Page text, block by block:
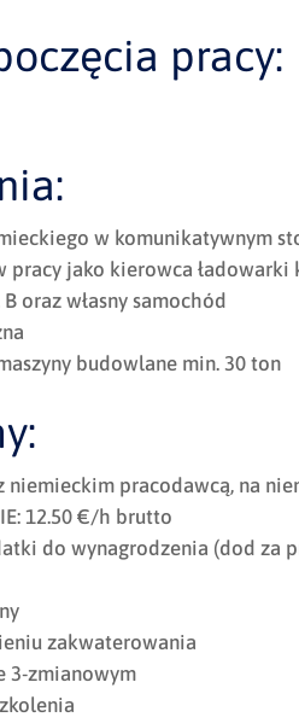
pracy:
w komunikatywnym
pracy jako kierowca ładowarki
oraz własny samochód
budowlane min. 30 ton
niemieckim pracodawcą, na
12.50 €/h brutto
do wynagrodzenia (dod za
zakwaterowania
3-zmianowym